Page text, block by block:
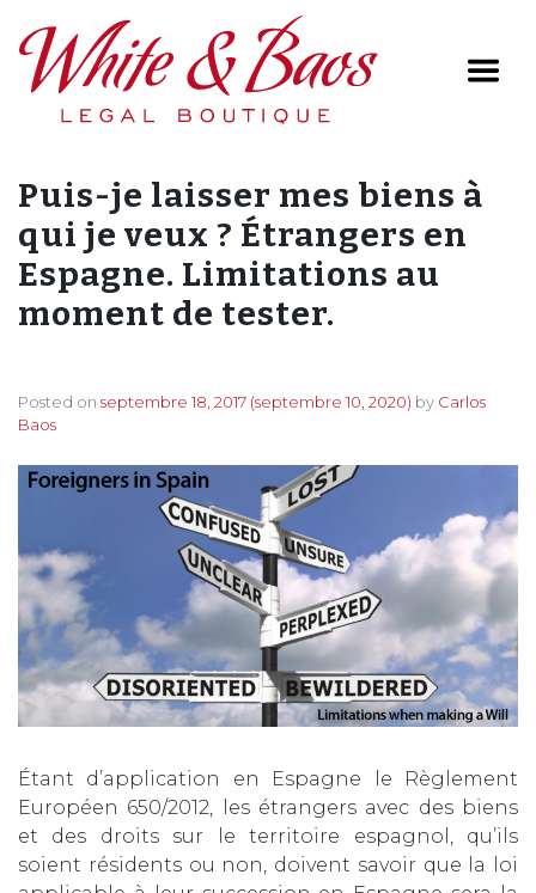
Main Navigation
Puis-je laisser mes biens à
qui je veux ? Étrangers en
Espagne. Limitations au
moment de tester.
Posted on septembre 18, 2017 (septembre 10, 2020) by Carlos
Baos
Étant d’application en Espagne le Règlement
Européen 650/2012, les étrangers avec des biens
et des droits sur le territoire espagnol, qu’ils
soient résidents ou non, doivent savoir que la loi